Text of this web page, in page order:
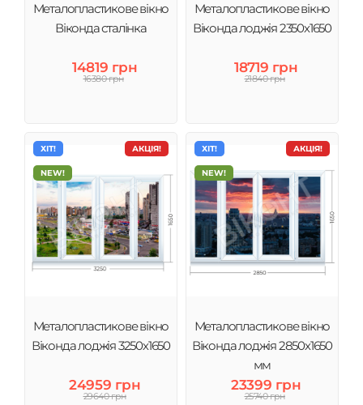
Металопластикове вікно
Віконда сталінка
14819 грн
16380 грн
Металопластикове вікно
Віконда лоджія 2350х1650
18719 грн
21840 грн
АКЦІЯ!
ХІТ!
NEW!
Металопластикове вікно
Віконда лоджія 3250х1650
24959 грн
29640 грн
АКЦІЯ!
ХІТ!
NEW!
Металопластикове вікно
Віконда лоджія 2850х1650
мм
23399 грн
25740 грн